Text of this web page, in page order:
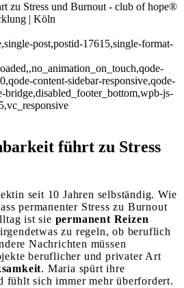
zu Stress und Burnout - club of hope®
| Köln
post,postid-17615,single-format-
content-sidebar-responsive,qode-
bridge,disabled_footer_bottom,wpb-js-
führt zu Stress
seit 10 Jahren selbständig. Wie
permanenter Stress zu Burnout
ist sie permanent Reizen
zu regeln, ob beruflich
Nachrichten müssen
beruflicher und privater Art
. Maria spürt ihre
fühlt sich immer mehr überfordert.